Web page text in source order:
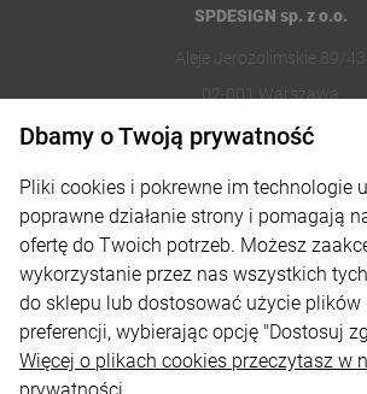
SPDESIGN sp. z o.o.
Aleje Jerozolimskie 89/43
02-001 Warszawa
Moje konto
Płatności i dostawa
Informacje
Dbamy o Twoją prywatność
Pliki cookies i pokrewne im technologie
poprawne działanie strony i pomagają
ofertę do Twoich potrzeb. Możesz
wykorzystanie przez nas wszystkich
do sklepu lub dostosować użycie plików
preferencji, wybierając opcję "Dostosuj
Więcej o plikach cookies przeczytasz w